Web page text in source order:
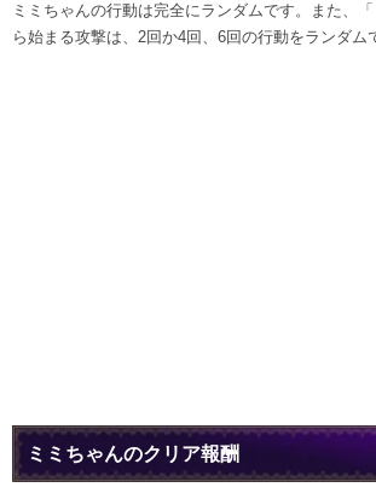
ミミちゃんの行動は完全にランダムです。また、
ら始まる攻撃は、2回か4回、6回の行動をランダム
ミミちゃんのクリア報酬